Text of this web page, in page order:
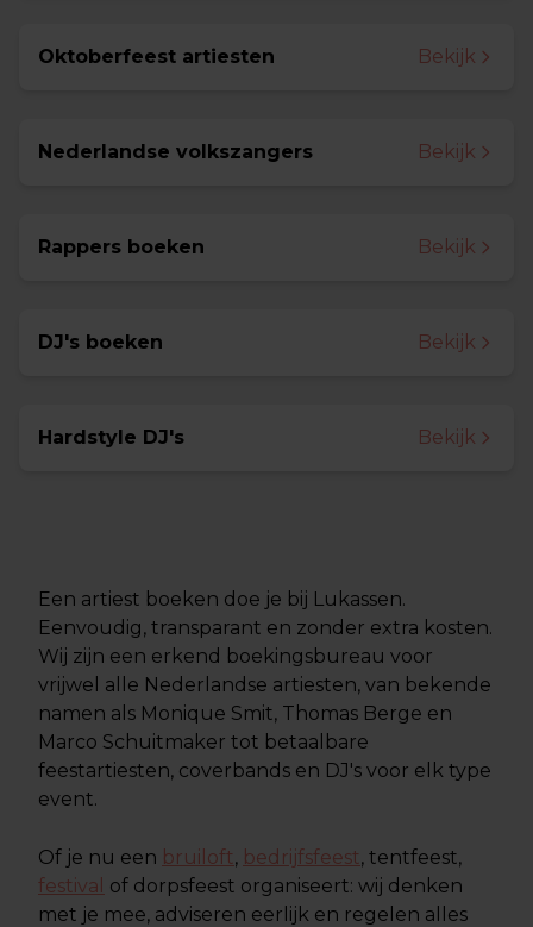
Oktoberfeest artiesten Bekijk
Nederlandse volkszangers Bekijk
Rappers boeken Bekijk
DJ's boeken Bekijk
Hardstyle DJ's Bekijk
Een artiest boeken doe je bij Lukassen.
Eenvoudig, transparant en zonder extra kosten.
Wij zijn een erkend boekingsbureau voor
vrijwel alle Nederlandse artiesten, van bekende
namen als Monique Smit, Thomas Berge en
Marco Schuitmaker tot betaalbare
feestartiesten, coverbands en DJ's voor elk type
event.
Of je nu een bruiloft, bedrijfsfeest, tentfeest,
festival of dorpsfeest organiseert: wij denken
met je mee, adviseren eerlijk en regelen alles